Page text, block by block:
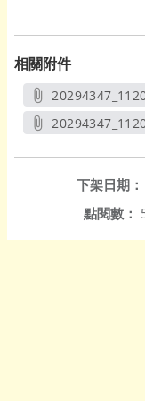
相關附件
另
下架日期：
點閱數：